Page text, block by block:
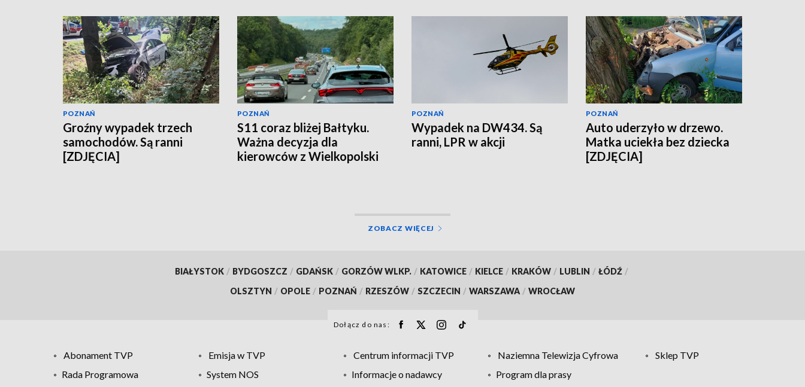
POZNAŃ
Groźny wypadek trzech
samochodów. Są ranni
[ZDJĘCIA]
POZNAŃ
S11 coraz bliżej Bałtyku.
Ważna decyzja dla
kierowców z Wielkopolski
POZNAŃ
Wypadek na DW434. Są
ranni, LPR w akcji
POZNAŃ
Auto uderzyło w drzewo.
Matka uciekła bez dziecka
[ZDJĘCIA]
ZOBACZ WIĘCEJ
BIAŁYSTOK / BYDGOSZCZ / GDAŃSK / GORZÓW WLKP. / KATOWICE / KIELCE / KRAKÓW / LUBLIN / ŁÓDŹ /
OLSZTYN / OPOLE / POZNAŃ / RZESZÓW / SZCZECIN / WARSZAWA / WROCŁAW
Dołącz do nas:
Abonament TVP Emisja w TVP Centrum informacji TVP Naziemna Telewizja Cyfrowa
Sklep TVP
Rada Programowa
System NOS Informacje o nadawcy Program dla prasy